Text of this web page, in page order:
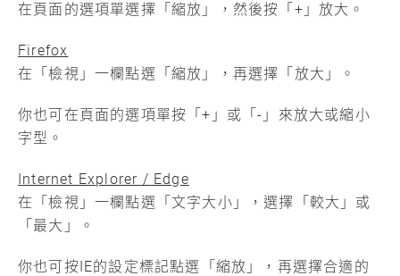
在頁面的選項單選擇「縮放」，然後按「+」放大。
Firefox
在「檢視」一欄點選「縮放」，再選擇「放大」。
你也可在頁面的選項單按「+」或「-」來放大或縮小
字型。
Internet Explorer / Edge
在「檢視」一欄點選「文字大小」，選擇「較大」或
「最大」。
你也可按IE的設定標記點選「縮放」，再選擇合適的